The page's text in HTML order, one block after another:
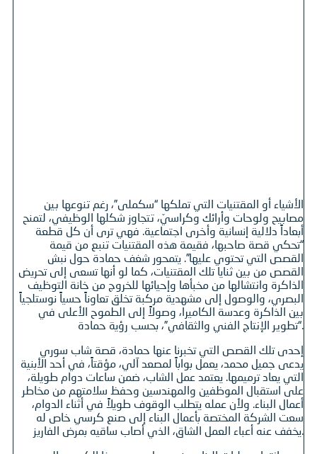
الأشياء أو المقتنيات التي تملكها “سكملى”، رغم تنوعها بين
مصابيح ولوحات وأرائك وكراسيّ، تتجاوز شكلها الوظيفي، لتمنح
أبعاداً دلالية إنسانية وأخرى اجتماعية. فهي ترى أن كل قطعة
“تحكي قصة صاحبها، فقيمة هذه المقتنيات تنبع من قيمة
القصص التي تحتوي عليها”. يتمحور شغف حمادة حول نبش
القصص من بين ثنايا تلك المقتنيات، كما لو أنها تسعى إلى تحريض
الذاكرة وانتشالها من مخبأها وإحيائها للخروج من خانة التوظيف
البصري، والوصول إلى مشهدية مركبة تخلق تعاوناً حسياً نوستلجياً
بين الذاكرة وعدسة الكاميرا، وصولاً إلى الطموح الأعلى في
“تطوير الإنتاج الفني والثقافي”، بحسب رؤية حمادة.
إحدى تلك القصص التي تخبرنا عنها حمادة، قصة شاب سوري
يدعى جميل محمد، يعمل بواباً لمصعد آلي، مؤقتاً، في أحد الأبنية
التي يعاد ترميمها. يعتمد عمل الشاب، ضمن ساعات دوام طويلة،
على استقبال الموظفين والمهندسين وحفظ سلامتهم من مخاطر
أعمال البناء. ولأن عمله يتطلب الوقوف طويلاً في أثناء الدوام،
سعت الشركة المختصة بأعمال البناء إلى صنع كرسي خاص له
يخفف عنه أعباء العمل الشاق، الذي أصاب ساقيه بمرض الفاريز.